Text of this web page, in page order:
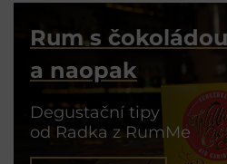
Rum s čokoládou
a naopak
Degustační tipy
od Radka z RumMe